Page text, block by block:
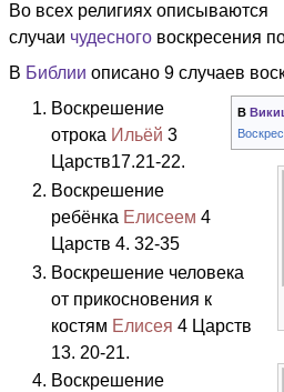
Во всех религиях описываются
случаи чудесного воскресения
В Библии описано 9 случаев
В
Воскрешение
отрока Ильёй 3
Царств17.21-22.
Воскрешение
ребёнка Елисеем 4
Царств 4. 32-35
Воскрешение человека
от прикосновения к
костям Елисея 4 Царств
13. 20-21.
Воскрешение